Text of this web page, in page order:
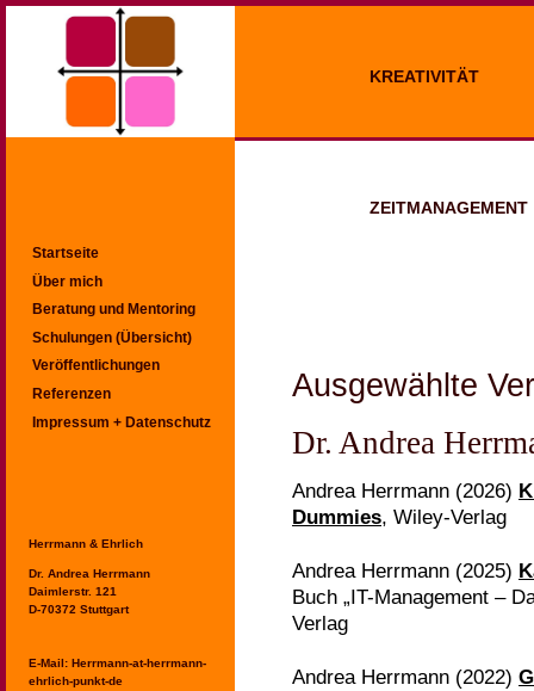
Startseite
Über mich
Beratung und Mentoring
Schulungen (Übersicht)
Veröffentlichungen
Referenzen
Impressum + Datenschutz
Herrmann & Ehrlich
Dr. Andrea Herrmann
Daimlerstr. 121
D-70372 Stuttgart
E-Mail: Herrmann-at-herrmann-
ehrlich-punkt-de
KREATIVITÄT
ZEITMANAGEMENT
Ausgewählte
Dr. Andrea
Andrea Herrmann (2026)
Dummies, Wiley-Verlag
Andrea Herrmann (2025)
Buch „IT-Management –
Verlag
Andrea Herrmann (2022)